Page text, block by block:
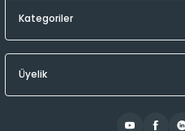
Kategoriler
Üyelik